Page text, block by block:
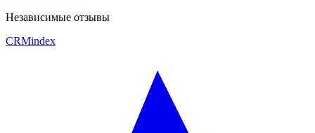
Независимые отзывы
CRMindex